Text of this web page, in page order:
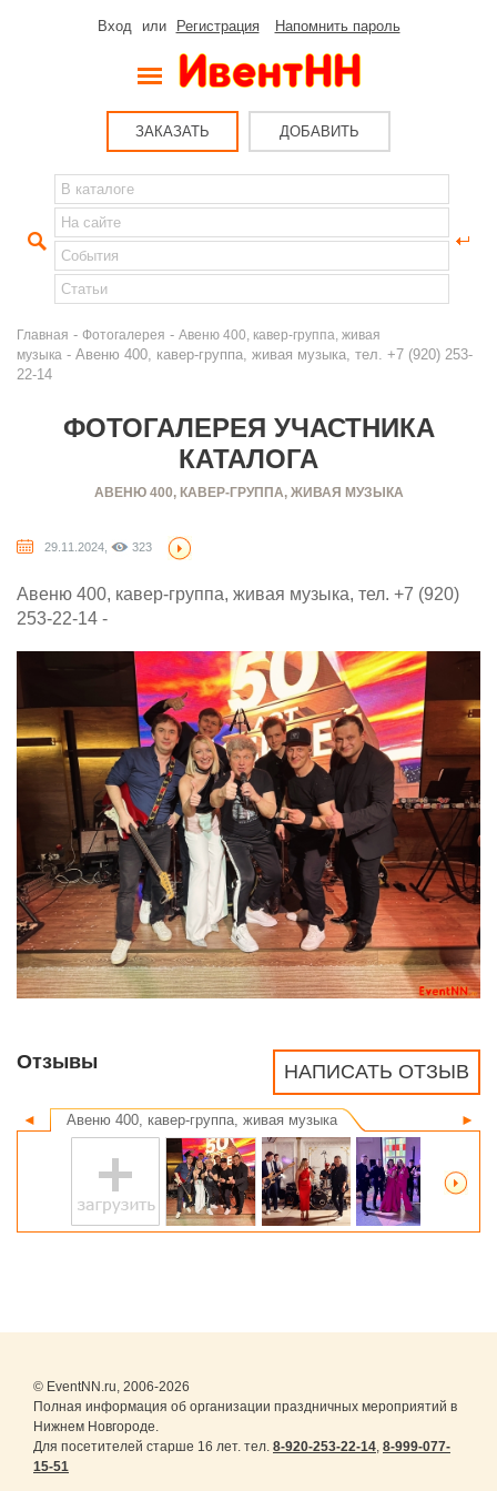
Вход или Регистрация Напомнить пароль
ЗАКАЗАТЬ ДОБАВИТЬ
Главная - Фотогалерея - Авеню 400, кавер-группа, живая
музыка - Авеню 400, кавер-группа, живая музыка, тел. +7 (920) 253-
22-14
ФОТОГАЛЕРЕЯ УЧАСТНИКА
КАТАЛОГА
АВЕНЮ 400, КАВЕР-ГРУППА, ЖИВАЯ МУЗЫКА
29.11.2024, 323
Авеню 400, кавер-группа, живая музыка, тел. +7 (920)
253-22-14 -
НАПИСАТЬ ОТЗЫВ
Отзывы
◄ ►
Авеню 400, кавер-группа, живая музыка
© EventNN.ru, 2006-2026
Полная информация об организации праздничных мероприятий в
Нижнем Новгороде.
Для посетителей старше 16 лет. тел. 8-920-253-22-14, 8-999-077-
15-51